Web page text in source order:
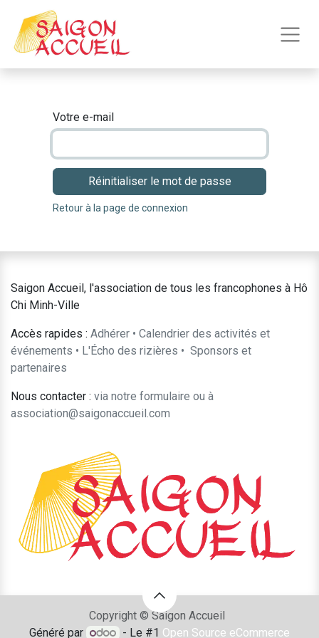
Votre e-mail
Réinitialiser le mot de passe
Retour à la page de connexion
Saigon Accueil, l'association de tous les francophones à Hô
Chi Minh-Ville
Accès rapides : Adhérer • Calendrier des activités et
événements • L'Écho des rizières • ​Sponsors et
partenaires​​
Nous contacter : ​via notre formulaire ou à
association@saigonaccueil.com
Copyright © Saigon Accueil
Généré par
- Le #1 Open Source eCommerce